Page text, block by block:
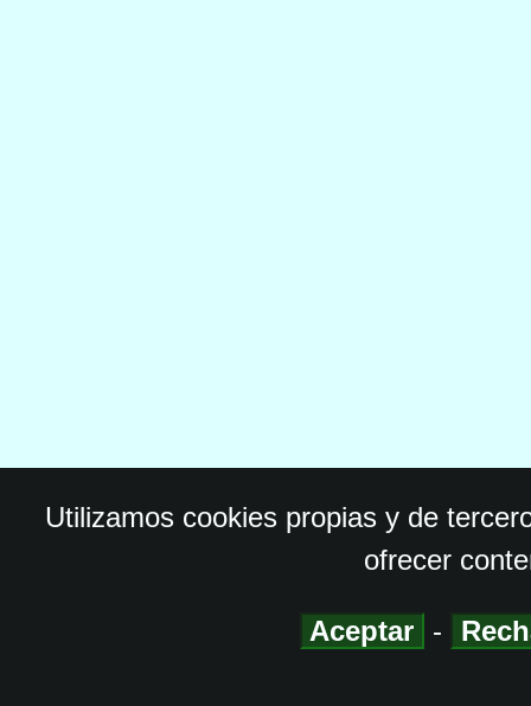
Utilizamos cookies propias y de
ofrecer
Aceptar -